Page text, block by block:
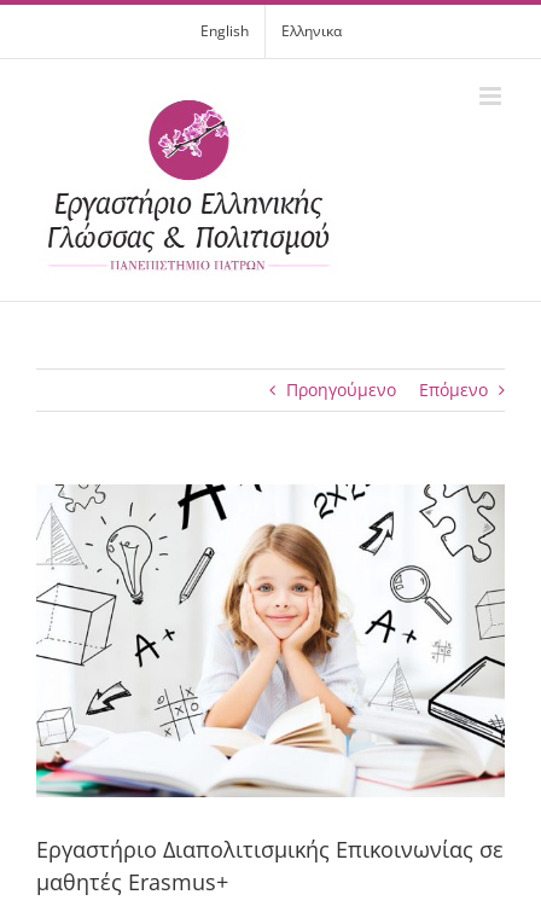
Μετάβαση
περιεχόμενο
English Ελληνικα
Προηγούμενο Επόμενο
Προβολή
μεγαλύτερης
εικόνας
Εργαστήριο Διαπολιτισμικής Επικοινωνίας σε
μαθητές Erasmus+